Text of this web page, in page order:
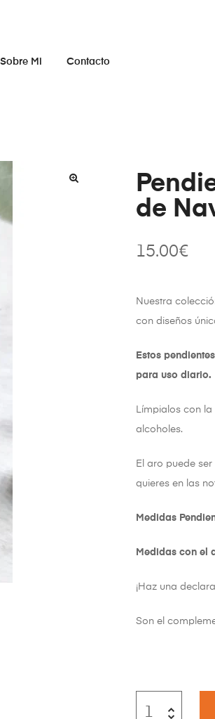
Sobre Mi Contacto
de
15.00€
Nuestra
con diseños
Estos
para uso diario.
Límpialos con
alcoholes.
El aro puede
quieres en las
Medidas
Medidas con el
¡Haz una
Son el